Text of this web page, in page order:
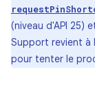
(niveau d'API 25)
Support revient à
pour tenter le